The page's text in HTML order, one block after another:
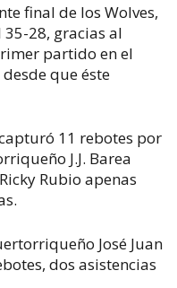
final de los Wolves,
28, gracias al
partido en el
que éste
11 rebotes por
J.J. Barea
Rubio apenas
José Juan
dos asistencias